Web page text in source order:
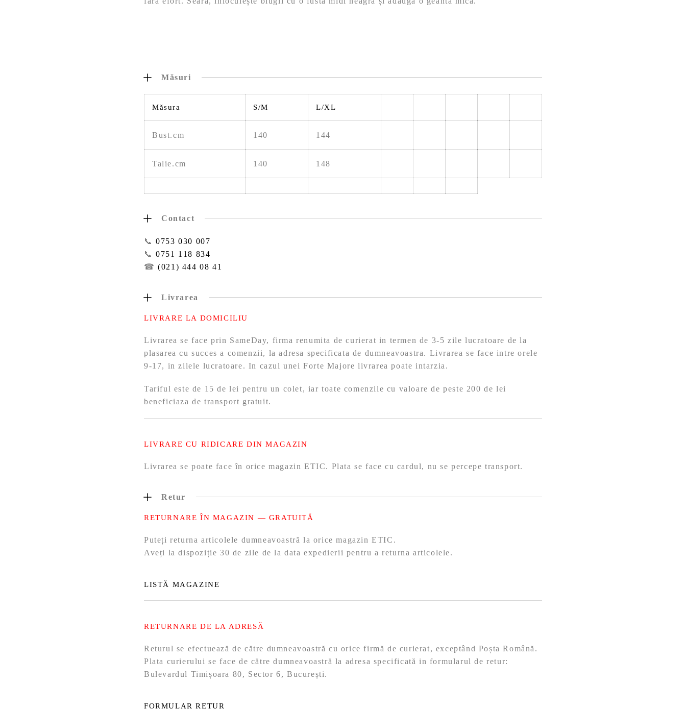
Măsuri
Măsura S/M L/XL
Bust.cm 140 144
Talie.cm 140 148
Contact
📞0753 030 007
📞0751 118 834
☎(021) 444 08 41
Livrarea
LIVRARE LA DOMICILIU
Livrarea se face prin SameDay, firma renumita de curierat in termen de 3-5 zile lucratoare de la
plasarea cu succes a comenzii, la adresa specificata de dumneavoastra. Livrarea se face intre orele
9-17, in zilele lucratoare. In cazul unei Forte Majore livrarea poate intarzia.
Tariful este de 15 de lei pentru un colet, iar toate comenzile cu valoare de peste 200 de lei
beneficiaza de transport gratuit.
LIVRARE CU RIDICARE DIN MAGAZIN
Livrarea se poate face în orice magazin ETIC. Plata se face cu cardul, nu se percepe transport.
Retur
RETURNARE ÎN MAGAZIN — GRATUITĂ
Puteți returna articolele dumneavoastră la orice magazin ETIC.
Aveți la dispoziție 30 de zile de la data expedierii pentru a returna articolele.
LISTĂ MAGAZINE
RETURNARE DE LA ADRESĂ
Returul se efectuează de către dumneavoastră cu orice firmă de curierat, exceptând Poșta Română.
Plata curierului se face de către dumneavoastră la adresa specificată in formularul de retur:
Bulevardul Timișoara 80, Sector 6, București.
FORMULAR RETUR